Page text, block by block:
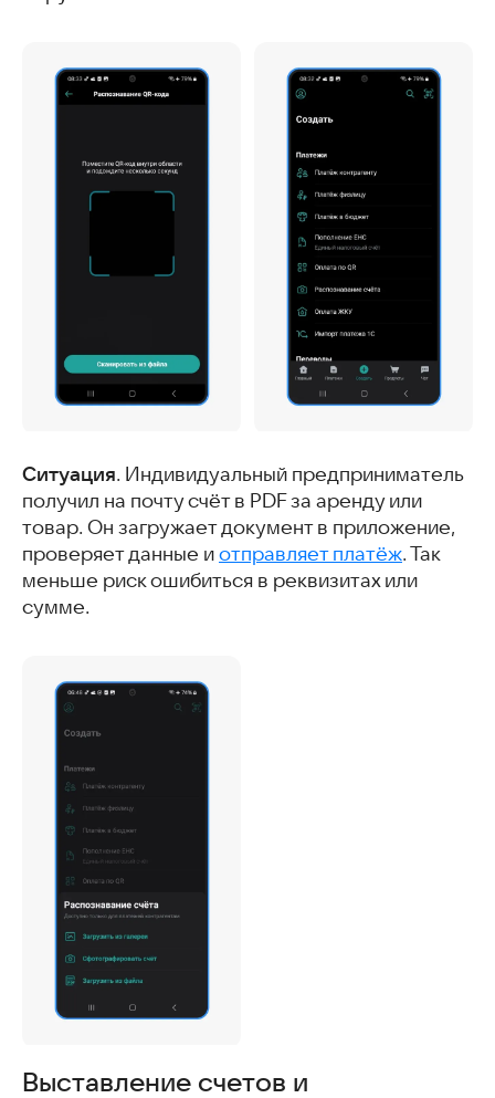
Ситуация. Индивидуальный предприниматель
получил на почту счёт в PDF за аренду или
товар. Он загружает документ в приложение,
проверяет данные и отправляет платёж. Так
меньше риск ошибиться в реквизитах или
сумме.
Выставление счетов и